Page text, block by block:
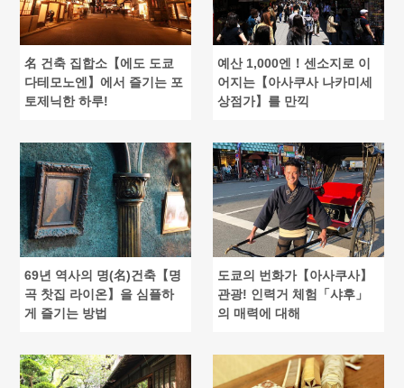
名 건축 집합소【에도 도쿄
다테모노엔】에서 즐기는 포
토제닉한 하루!
예산 1,000엔！센소지로 이
어지는【아사쿠사 나카미세
상점가】를 만끽
69년 역사의 명(名)건축【명
곡 찻집 라이온】을 심플하
게 즐기는 방법
도쿄의 번화가【아사쿠사】
관광! 인력거 체험「샤후」
의 매력에 대해